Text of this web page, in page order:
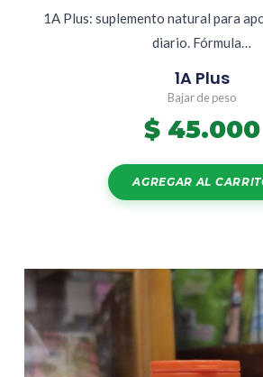
1A Plus: suplemento natural para
diario. Fórmula…
1A Plus
Bajar de peso
$45.000
AGREGAR AL